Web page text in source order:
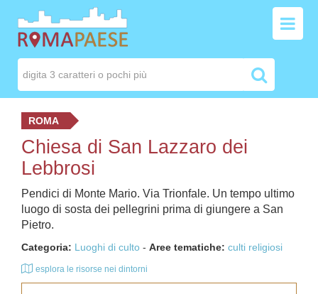
ROMA
Chiesa di San Lazzaro dei
Lebbrosi
Pendici di Monte Mario. Via Trionfale. Un tempo ultimo
luogo di sosta dei pellegrini prima di giungere a San
Pietro.
Categoria: Luoghi di culto - Aree tematiche: culti religiosi
esplora le risorse nei dintorni